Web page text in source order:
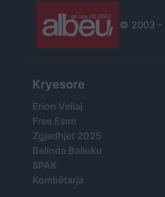
© 2003 -
Kryesore
Erion Veliaj
Free Esim
Zgjedhjet 2025
Belinda Balluku
SPAK
Kombëtarja